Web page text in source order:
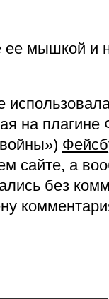
ее мышкой и
на
сайте, а
без